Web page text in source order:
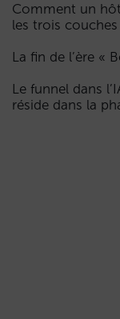
Comment un
les trois
La fin de l’ère «
Le funnel dans
réside dans la